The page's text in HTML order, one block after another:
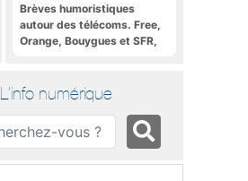
Brèves humoristiques
autour des télécoms. Free,
Orange, Bouygues et SFR,
L'info numérique